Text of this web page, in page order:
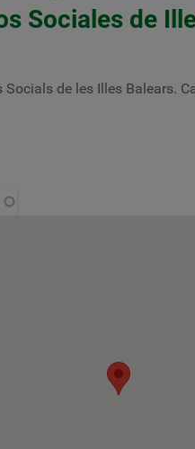
Sociales de
Socials de les Illes Balears.